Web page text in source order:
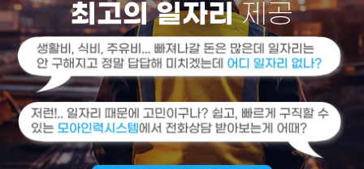
최고의 일자리제공